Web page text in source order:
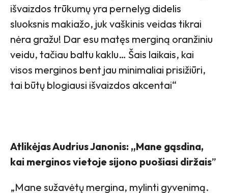
išvaizdos trūkumų yra pernelyg didelis
sluoksnis makiažo, juk vaškinis veidas tikrai
nėra gražu! Dar esu matęs merginą oranžiniu
veidu, tačiau baltu kaklu… Šais laikais, kai
visos merginos bent jau minimaliai prisižiūri,
tai būtų blogiausi išvaizdos akcentai“
Atlikėjas Audrius Janonis: „Mane gąsdina,
kai merginos vietoje sijono puošiasi diržais”
„Mane sužavėtų mergina, mylinti gyvenimą.